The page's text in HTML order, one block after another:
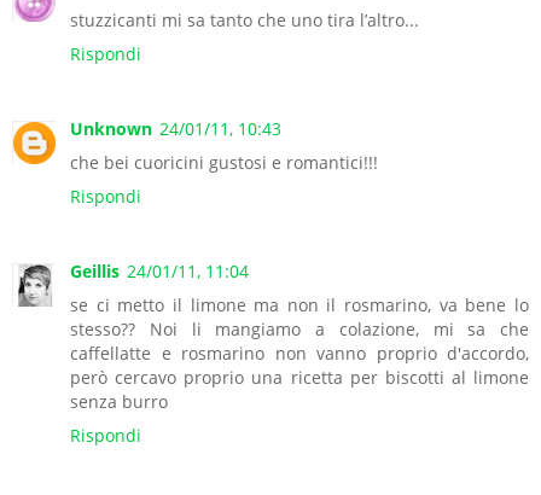
stuzzicanti mi sa tanto che uno tira l’altro...
Rispondi
Unknown 24/01/11, 10:43
che bei cuoricini gustosi e romantici!!!
Rispondi
Geillis 24/01/11, 11:04
se ci metto il limone ma non il rosmarino, va bene lo
stesso?? Noi li mangiamo a colazione, mi sa che
caffellatte e rosmarino non vanno proprio d'accordo,
però cercavo proprio una ricetta per biscotti al limone
senza burro
Rispondi